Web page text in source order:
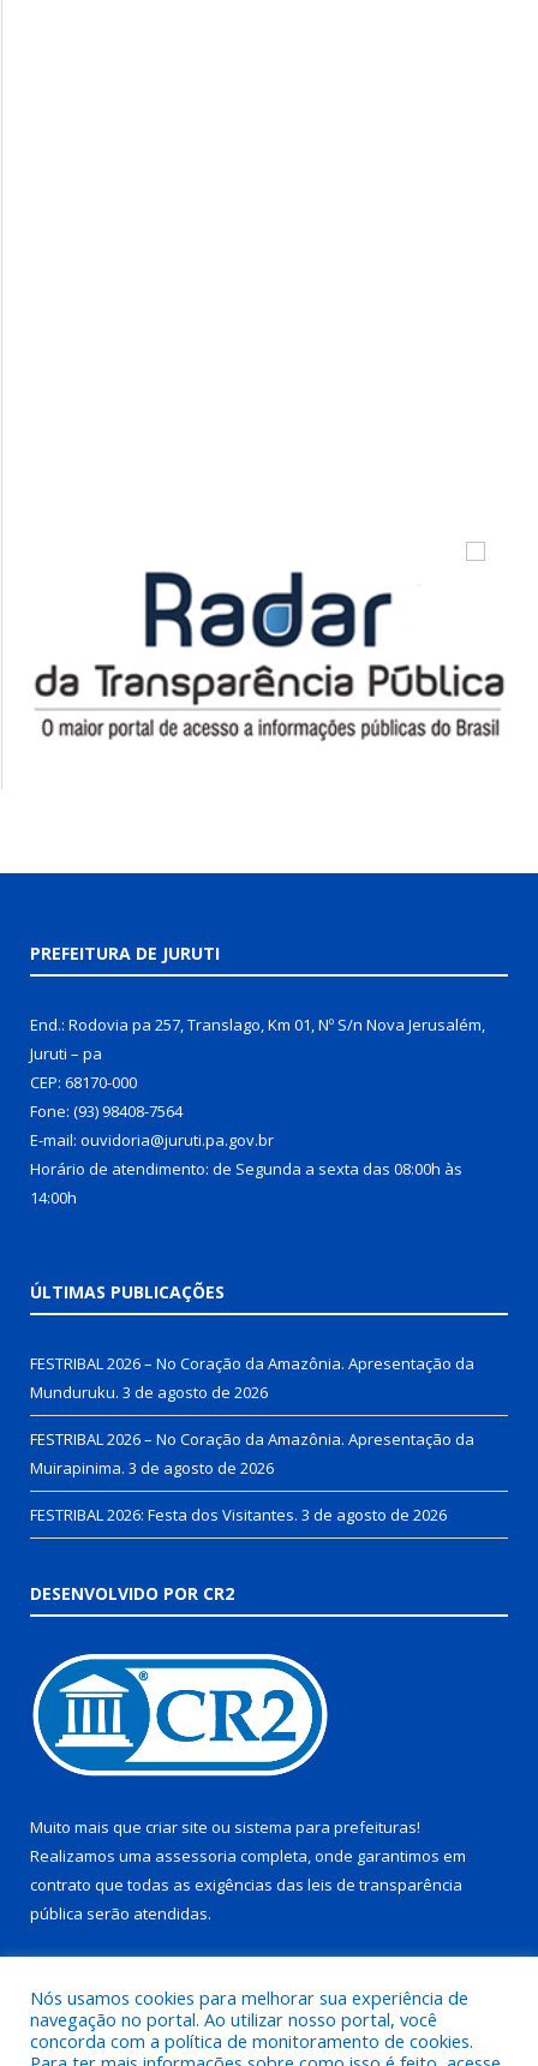
PREFEITURA DE JURUTI
End.: Rodovia pa 257, Translago, Km 01, Nº S/n Nova Jerusalém,
Juruti – pa
CEP: 68170-000
Fone: (93) 98408-7564
E-mail: ouvidoria@juruti.pa.gov.br
Horário de atendimento: de Segunda a sexta das 08:00h às
14:00h
ÚLTIMAS PUBLICAÇÕES
FESTRIBAL 2026 – No Coração da Amazônia. Apresentação da
Munduruku. 3 de agosto de 2026
FESTRIBAL 2026 – No Coração da Amazônia. Apresentação da
Muirapinima. 3 de agosto de 2026
FESTRIBAL 2026: Festa dos Visitantes. 3 de agosto de 2026
DESENVOLVIDO POR CR2
Muito mais que criar site ou sistema para prefeituras!
Realizamos uma assessoria completa, onde garantimos em
contrato que todas as exigências das leis de transparência
pública serão atendidas.
Nós usamos cookies para melhorar sua experiência de
navegação no portal. Ao utilizar nosso portal, você
concorda com a política de monitoramento de cookies.